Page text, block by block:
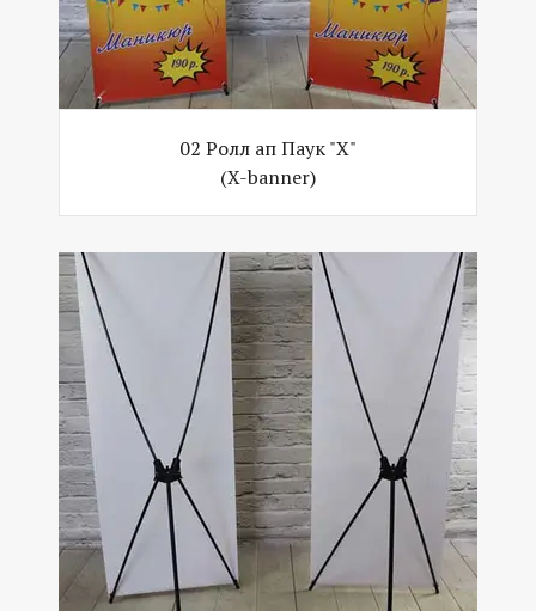
02 Ролл ап Паук "Х"
(X-banner)